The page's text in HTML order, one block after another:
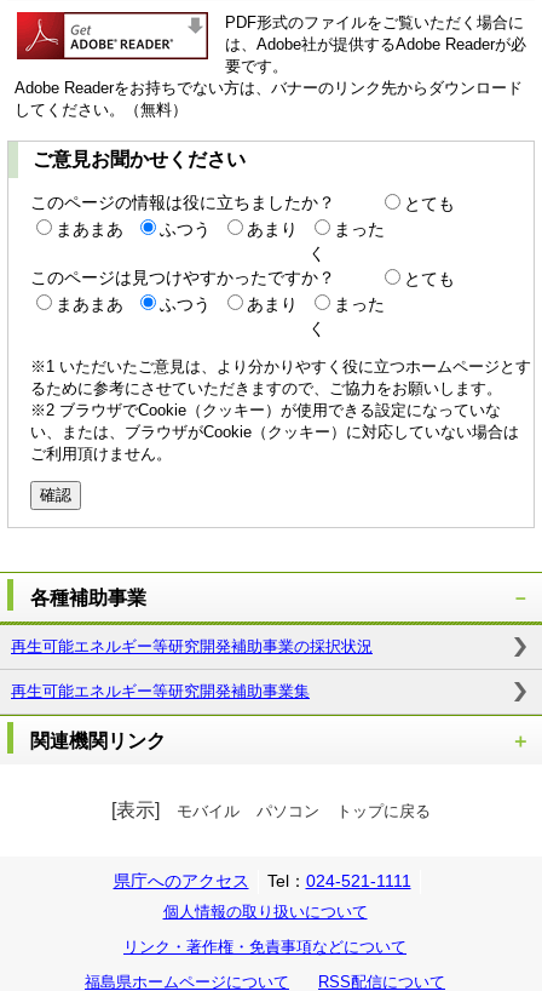
PDF形式のファイルをご覧いただく場合に
は、Adobe社が提供するAdobe Readerが必
要です。
Adobe Readerをお持ちでない方は、バナーのリンク先からダウンロード
してください。（無料）
ご意見お聞かせください
このページの情報は役に立ちましたか？
とても
まあまあ
ふつう あまり
まった
く
このページは見つけやすかったですか？
とても
まあまあ
ふつう あまり
まった
く
※1 いただいたご意見は、より分かりやすく役に立つホームページとす
るために参考にさせていただきますので、ご協力をお願いします。
※2 ブラウザでCookie（クッキー）が使用できる設定になっていな
い、または、ブラウザがCookie（クッキー）に対応していない場合は
ご利用頂けません。
各種補助事業
再生可能エネルギー等研究開発補助事業の採択状況
再生可能エネルギー等研究開発補助事業集
関連機関リンク
[表示] モバイル パソコン トップに戻る
県庁へのアクセス Tel： 024-521-1111
個人情報の取り扱いについて
リンク・著作権・免責事項などについて
福島県ホームページについて
RSS配信について